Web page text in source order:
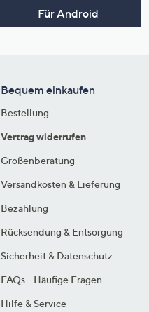
Für Android
Bequem einkaufen
Bestellung
Vertrag widerrufen
Größenberatung
Versandkosten & Lieferung
Bezahlung
Rücksendung & Entsorgung
Sicherheit & Datenschutz
FAQs - Häufige Fragen
Hilfe & Service